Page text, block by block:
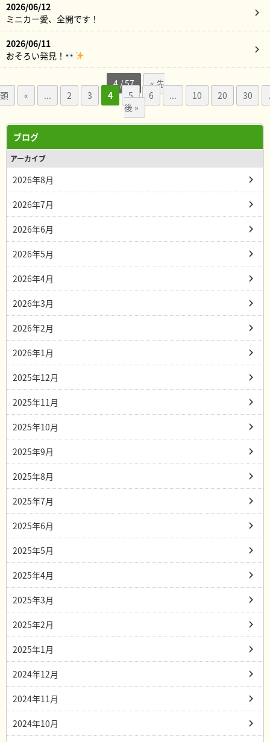
2026/06/12
ミニカー愛、全開です！
2026/06/11
おそろい発見！
4 / 57
« 先
頭
« ... 2 3 4 5 6 ... 10 20 30
後 »
ブログ
アーカイブ
2026年8月
2026年7月
2026年6月
2026年5月
2026年4月
2026年3月
2026年2月
2026年1月
2025年12月
2025年11月
2025年10月
2025年9月
2025年8月
2025年7月
2025年6月
2025年5月
2025年4月
2025年3月
2025年2月
2025年1月
2024年12月
2024年11月
2024年10月